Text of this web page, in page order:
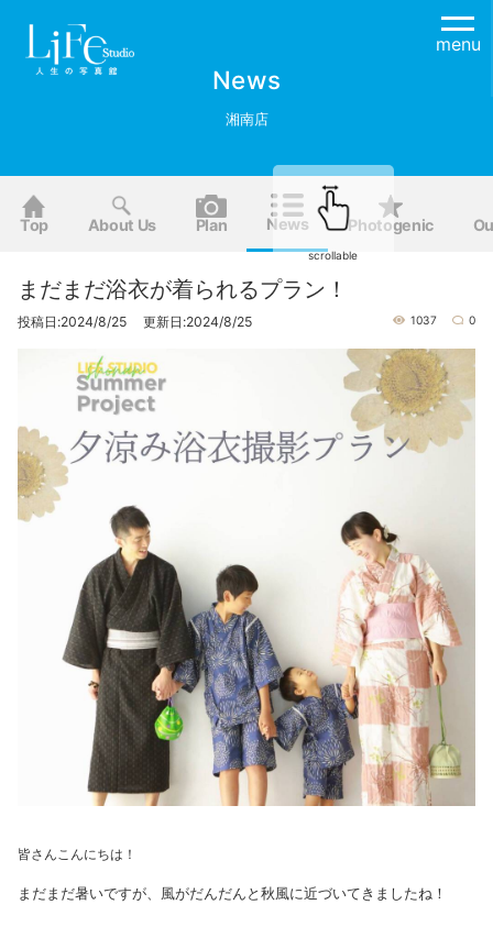
menu
News
湘南店
Top About Us Plan News Photogenic
scrollable
まだまだ浴衣が着られるプラン！
投稿日:2024/8/25 更新日:2024/8/25 1037 0
皆さんこんにちは！
まだまだ暑いですが、風がだんだんと秋風に近づいてきましたね！